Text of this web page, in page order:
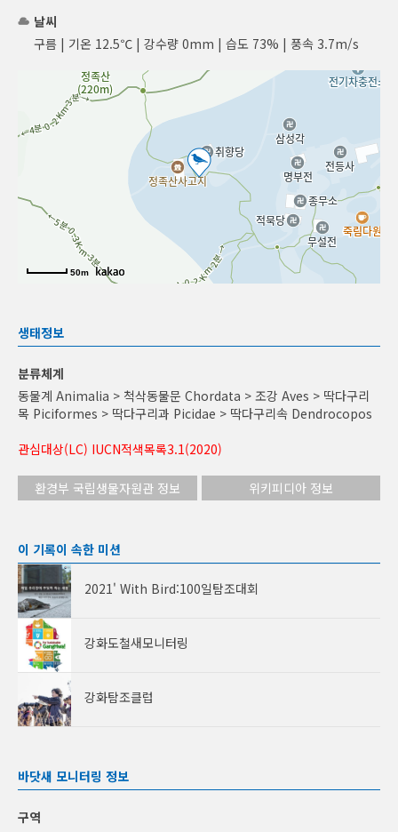
날씨
구름 | 기온 12.5℃ | 강수량 0mm | 습도 73% | 풍속 3.7m/s
50m
생태정보
분류체계
동물계 Animalia > 척삭동물문 Chordata > 조강 Aves > 딱다구리
목 Piciformes > 딱다구리과 Picidae > 딱다구리속 Dendrocopos
관심대상(LC) IUCN적색목록3.1(2020)
환경부 국립생물자원관 정보 위키피디아 정보
이 기록이 속한 미션
2021' With Bird:100일탐조대회
강화도철새모니터링
강화탐조클럽
바닷새 모니터링 정보
구역